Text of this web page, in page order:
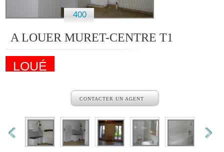
400
A LOUER MURET-CENTRE T1
LOUÉ
CONTACTER UN AGENT